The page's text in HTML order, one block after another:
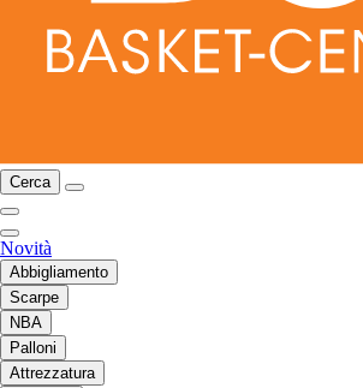
Cerca
Novità
Abbigliamento
Scarpe
NBA
Palloni
Attrezzatura